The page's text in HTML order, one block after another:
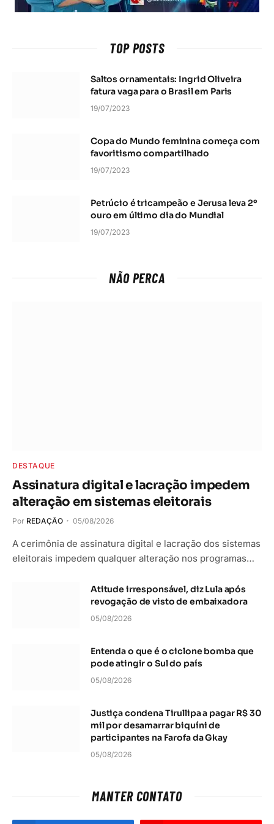
TOP POSTS
Saltos ornamentais: Ingrid Oliveira
fatura vaga para o Brasil em Paris
19/07/2023
Copa do Mundo feminina começa com
favoritismo compartilhado
19/07/2023
Petrúcio é tricampeão e Jerusa leva 2º
ouro em último dia do Mundial
19/07/2023
NÃO PERCA
DESTAQUE
Assinatura digital e lacração impedem
alteração em sistemas eleitorais
Por REDAÇÃO 05/08/2026
A cerimônia de assinatura digital e lacração dos sistemas
eleitorais impedem qualquer alteração nos programas…
Atitude irresponsável, diz Lula após
revogação de visto de embaixadora
05/08/2026
Entenda o que é o ciclone bomba que
pode atingir o Sul do país
05/08/2026
Justiça condena Tirullipa a pagar R$ 30
mil por desamarrar biquíni de
participantes na Farofa da Gkay
05/08/2026
MANTER CONTATO